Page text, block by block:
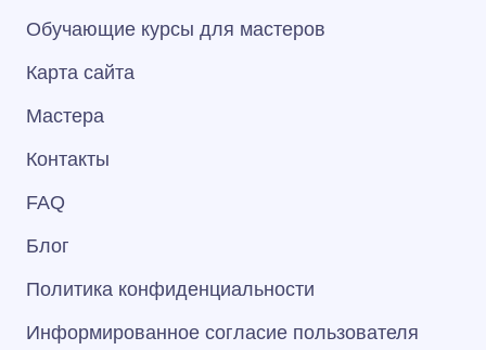
Обучающие курсы для мастеров
Карта сайта
Мастера
Контакты
FAQ
Блог
Политика конфиденциальности
Информированное согласие пользователя